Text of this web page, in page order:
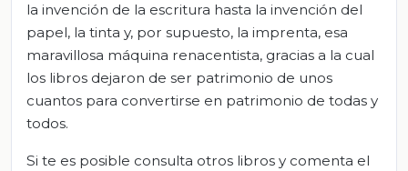
la invención de la escritura hasta la invención del
papel, la tinta y, por supuesto, la imprenta, esa
maravillosa máquina renacentista, gracias a la cual
los libros dejaron de ser patrimonio de unos
cuantos para convertirse en patrimonio de todas y
todos.
Si te es posible consulta otros libros y comenta el